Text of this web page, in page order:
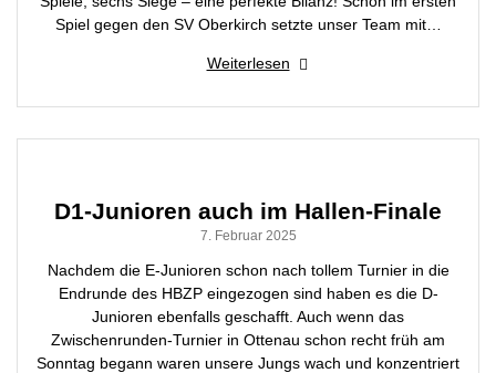
Spiel gegen den SV Oberkirch setzte unser Team mit…
Weiterlesen
D1-Junioren auch im Hallen-Finale
7. Februar 2025
Nachdem die E-Junioren schon nach tollem Turnier in die
Endrunde des HBZP eingezogen sind haben es die D-
Junioren ebenfalls geschafft. Auch wenn das
Zwischenrunden-Turnier in Ottenau schon recht früh am
Sonntag begann waren unsere Jungs wach und konzentriert